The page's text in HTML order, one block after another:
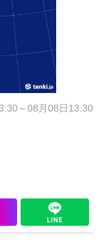
～08月08日13:30